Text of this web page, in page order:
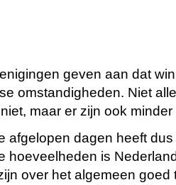
geven aan dat
omstandigheden. Niet
maar er zijn ook
afgelopen dagen heeft
hoeveelheden is
over het algemeen goed